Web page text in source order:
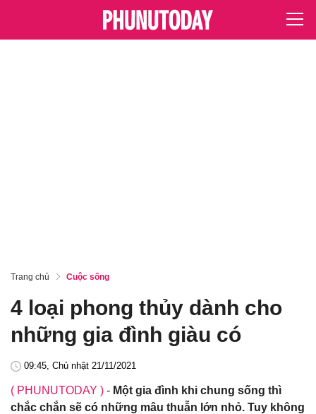
Trang chủ Cuộc sống
4 loại phong thủy dành cho
những gia đình giàu có
09:45, Chủ nhật 21/11/2021
( PHUNUTODAY ) - Một gia đình khi chung sống thì
chắc chắn sẽ có những mâu thuẫn lớn nhỏ. Tuy không